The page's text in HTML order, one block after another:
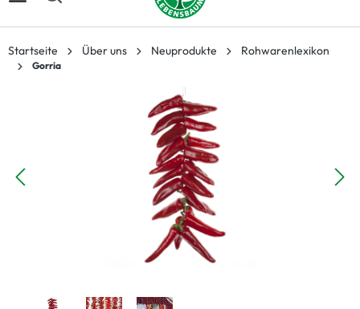
Startseite Über uns Neuprodukte Rohwarenlexikon
Gorria